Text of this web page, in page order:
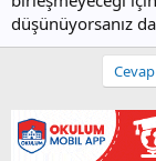
düşünüyorsanız